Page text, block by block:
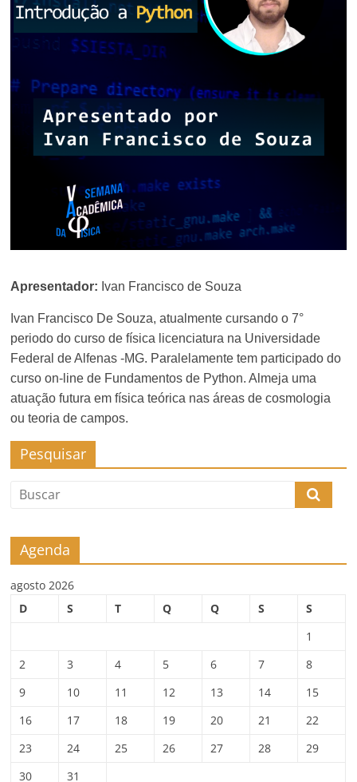
Apresentador: Ivan Francisco de Souza
Ivan Francisco De Souza, atualmente cursando o 7°
periodo do curso de física licenciatura na Universidade
Federal de Alfenas -MG. Paralelamente tem participado do
curso on-line de Fundamentos de Python. Almeja uma
atuação futura em física teórica nas áreas de cosmologia
ou teoria de campos.
Pesquisar
Agenda
agosto 2026
D
S T Q Q S
S
1
2
3 4 5 6 7
8
9
10 11 12 13 14
15
16
17 18 19 20 21
22
23
24 25 26 27 28
29
30
31